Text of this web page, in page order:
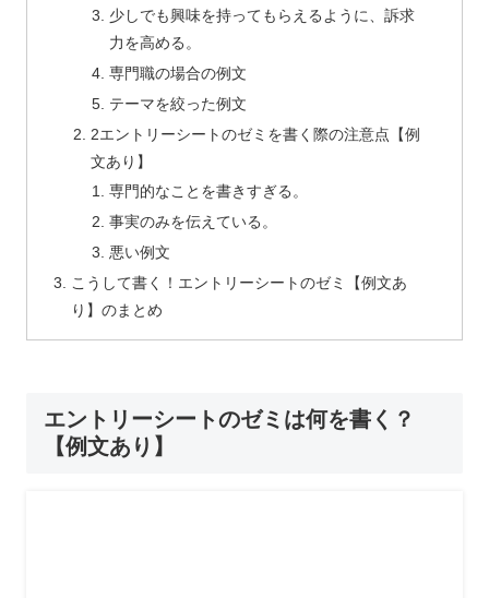
少しでも興味を持ってもらえるように、訴求
力を高める。
専門職の場合の例文
テーマを絞った例文
2エントリーシートのゼミを書く際の注意点【例
文あり】
専門的なことを書きすぎる。
事実のみを伝えている。
悪い例文
こうして書く！エントリーシートのゼミ【例文あ
り】のまとめ
エントリーシートのゼミは何を書く？
【例文あり】